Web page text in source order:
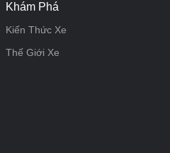
Khám Phá
Kiến Thức Xe
Thế Giới Xe